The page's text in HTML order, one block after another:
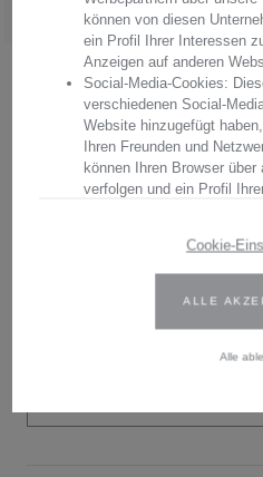
Beschreibung
luxuriösen Weingläsern
Primerose Gold. Sie
können von diesen
ein Profil Ihrer Interessen
Anzeigen auf anderen
Social-Media-Cookies:
verschiedenen Social-
Website hinzugefügt
Ihren Freunden und
können Ihren Browser
verfolgen und ein Profil
Informationen finden Sie in
Geben Sie Ihre Zustimmung oder
Einstellungen, um festzulegen,
verwendet werden können. Sie
Weitere Informationen
Cookie-
Alle
ALLE